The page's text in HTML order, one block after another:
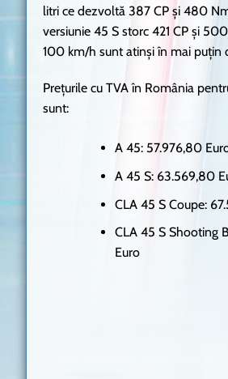
litri ce dezvoltă 387 CP și 480
versiunie 45 S storc 421 CP și
100 km/h sunt atinși în mai puțin
Prețurile cu TVA în România
sunt:
A 45: 57.976,80
A 45 S: 63.569,80
CLA 45 S Coupe:
CLA 45 S Shooting
Euro